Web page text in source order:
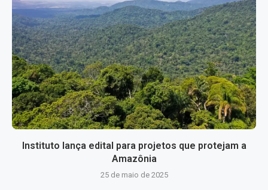
Instituto lança edital para projetos que protejam a
Amazônia
25 de maio de 2025